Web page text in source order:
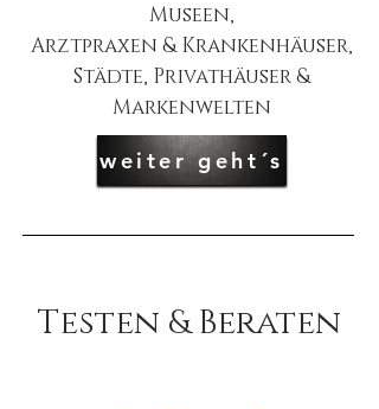
Museen,
Arztpraxen & Krankenhäuser,
Städte, Privathäuser &
Markenwelten
weiter geht´s
Testen & Beraten